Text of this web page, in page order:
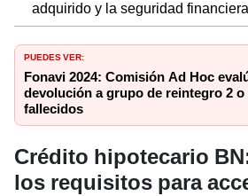
adquirido y la seguridad
PUEDES VER:
Fonavi 2024: Comisión Ad Hoc
devolución a grupo de reintegro 2
fallecidos
Crédito hipotecario
los requisitos para